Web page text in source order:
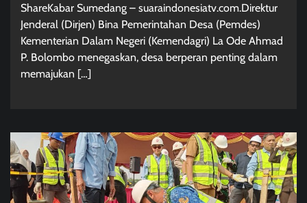
ShareKabar Sumedang – suaraindonesiatv.com.Direktur
Jenderal (Dirjen) Bina Pemerintahan Desa (Pemdes)
Kementerian Dalam Negeri (Kemendagri) La Ode Ahmad
P. Bolombo menegaskan, desa berperan penting dalam
memajukan […]